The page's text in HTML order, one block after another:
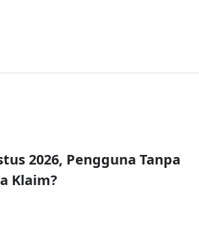
2026, Pengguna Tanpa
Klaim?